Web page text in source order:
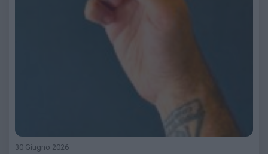
30 Giugno 2026